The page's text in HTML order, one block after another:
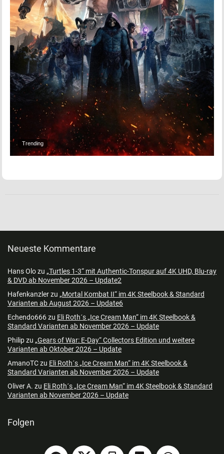
Trending
Neueste Kommentare
Hans Olozu „Turtles 1-3“ mit Authentic-Tonspur auf 4K UHD, Blu-ray
& DVD ab November 2026 – Update2
Hafenkanzlerzu „Mortal Kombat II“ im 4K Steelbook & Standard
Varianten ab August 2026 – Update6
Echendo666zu Eli Roth´s „Ice Cream Man“ im 4K Steelbook &
Standard Varianten ab November 2026 – Update
Philipzu „Gears of War: E-Day“ Collectors Edition und weitere
Varianten ab Oktober 2026 – Update
AmanoTCzu Eli Roth´s „Ice Cream Man“ im 4K Steelbook &
Standard Varianten ab November 2026 – Update
Oliver A. zu Eli Roth´s „Ice Cream Man“ im 4K Steelbook & Standard
Varianten ab November 2026 – Update
Folgen